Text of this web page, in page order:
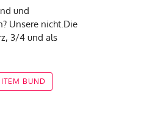
und
Unsere nicht.Die
3/4 und als
BUND